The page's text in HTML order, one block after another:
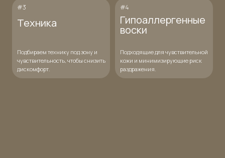
Подходящие для чувствительной
кожи и минимизирующие риск
раздражения.
Гипоаллергенные
воски
#4
Подбираем технику под зону и
чувствительность, чтобы снизить
дискомфорт.
Техника
#3